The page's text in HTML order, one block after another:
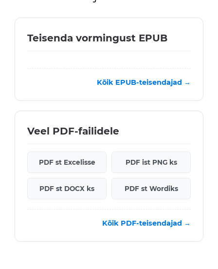
Teisenda vormingust EPUB
Kõik EPUB-teisendajad →
Veel PDF-failidele
PDF st Excelisse PDF ist PNG ks
PDF st DOCX ks PDF st Wordiks
Kõik PDF-teisendajad →